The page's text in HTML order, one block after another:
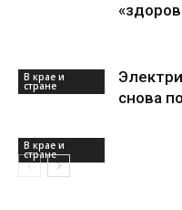
В крае и
стране
В крае и
стране
снова